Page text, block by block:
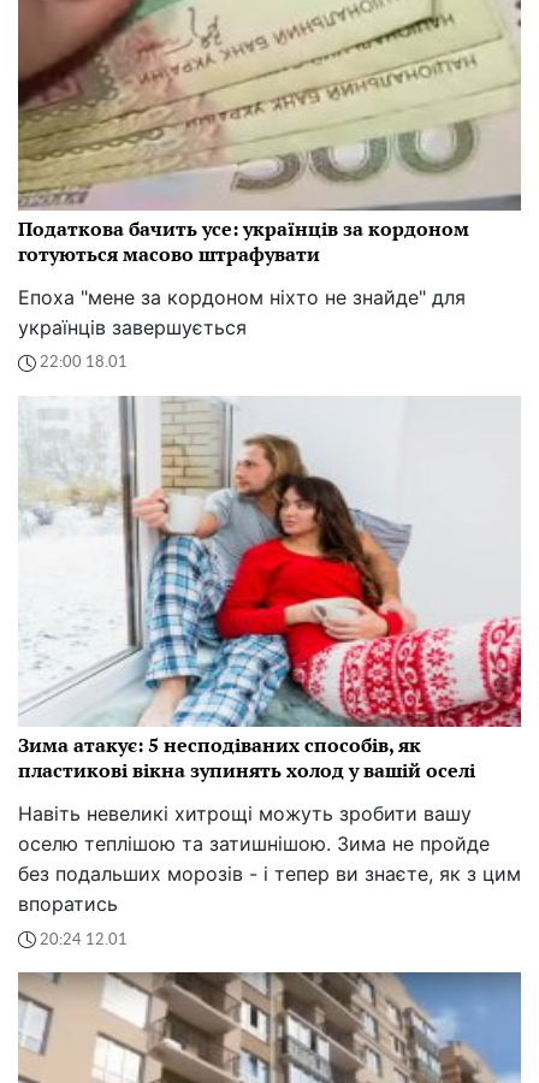
Податкова бачить усе: українців за кордоном
готуються масово штрафувати
Епоха "мене за кордоном ніхто не знайде" для
українців завершується
22:00 18.01
Зима атакує: 5 несподіваних способів, як
пластикові вікна зупинять холод у вашій оселі
Навіть невеликі хитрощі можуть зробити вашу
оселю теплішою та затишнішою. Зима не пройде
без подальших морозів - і тепер ви знаєте, як з цим
впоратись
20:24 12.01